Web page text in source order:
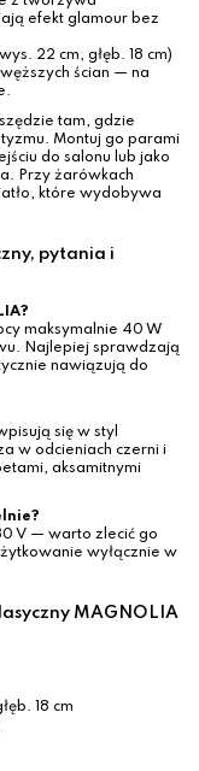
efekt glamour bez
22 cm, głęb. 18 cm)
ścian — na
tam, gdzie
Montuj go parami
do salonu lub jako
Przy żarówkach
które wydobywa
pytania i
maksymalnie 40 W
Najlepiej sprawdzają
nawiązują do
się w styl
w odcieniach czerni i
aksamitnymi
V — warto zlecić go
wyłącznie w
MAGNOLIA
18 cm